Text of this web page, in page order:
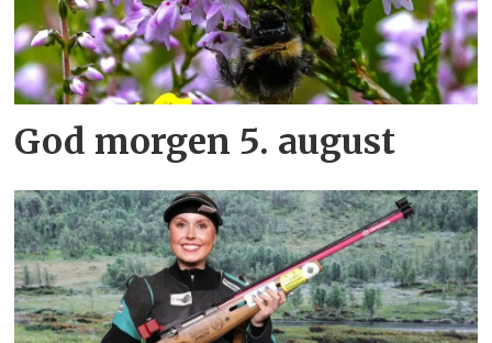
God morgen 5. august